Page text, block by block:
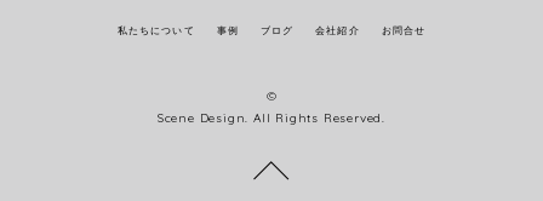
私たちについて 事例 ブログ 会社紹介 お問合せ
©
Scene Design. All Rights Reserved.